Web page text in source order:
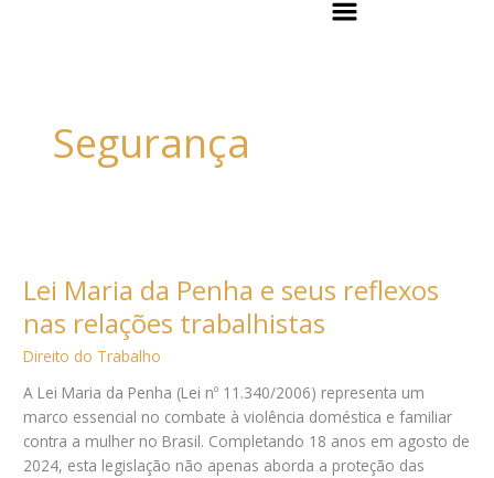
Menu
Segurança
Lei Maria da Penha e seus reflexos
nas relações trabalhistas
Direito do Trabalho
A Lei Maria da Penha (Lei nº 11.340/2006) representa um
marco essencial no combate à violência doméstica e familiar
contra a mulher no Brasil. Completando 18 anos em agosto de
2024, esta legislação não apenas aborda a proteção das
da
e
seus
reflexos
relações
trabalhistas